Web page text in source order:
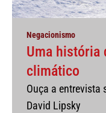
Negacionismo
Uma história
climático
Ouça a entrevista
David Lipsky